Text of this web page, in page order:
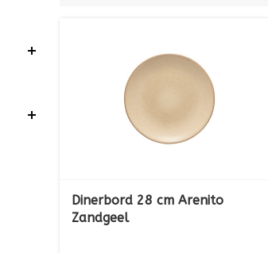
Dinerbord 28 cm Arenito
Zandgeel